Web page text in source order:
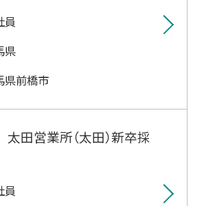
員
県
県前橋市
田営業所（太田）新卒採
員